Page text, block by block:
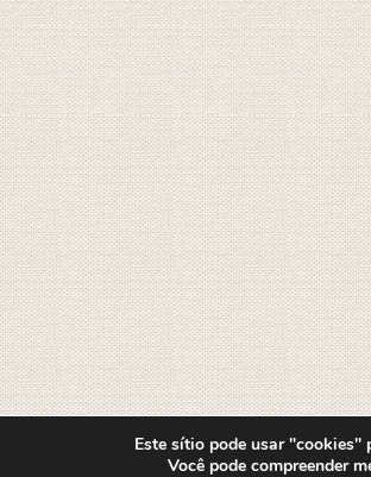
Este sítio pode usar "cookies"
Você pode compreender